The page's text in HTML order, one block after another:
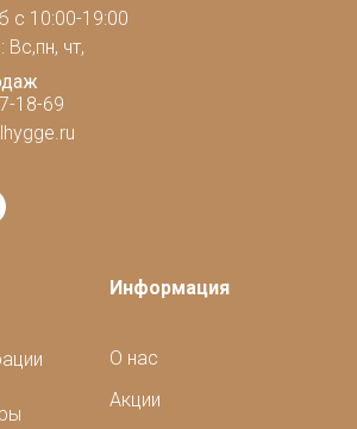
с 10:00-19:00
чт,
18-69
Информация
О нас
Акции